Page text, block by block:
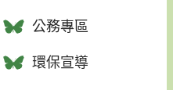
公務專區
環保宣導